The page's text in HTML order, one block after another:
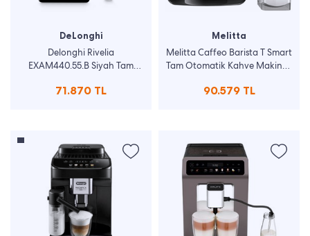
DeLonghi
Delonghi Rivelia
EXAM440.55.B Siyah Tam
71.870 TL
Melitta
Melitta Caffeo Barista T Smart
Tam Otomatik Kahve Makinesi
90.579 TL